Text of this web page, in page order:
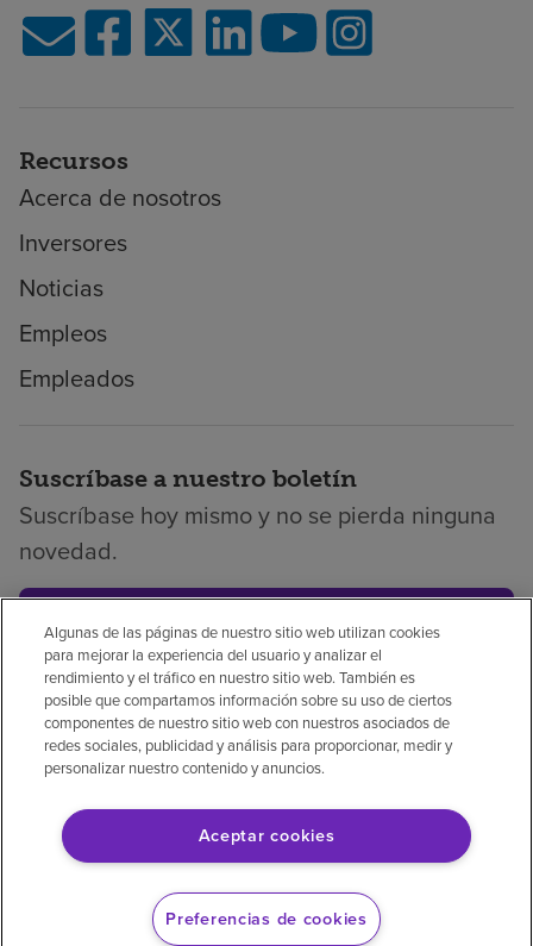
Recursos
Acerca de nosotros
Inversores
Noticias
Empleos
Empleados
Suscríbase a nuestro boletín
Suscríbase hoy mismo y no se pierda ninguna
novedad.
Suscribirse
Política de privacidadLegalSin sorpresas
AccesibilidadSi no habla inglés
Aviso de no discriminación
Cumplimiento de los proveedores
Transparencia de precios
Algunas de las páginas de nuestro sitio web utilizan cookies
para mejorar la experiencia del usuario y analizar el
rendimiento y el tráfico en nuestro sitio web. También es
posible que compartamos información sobre su uso de ciertos
componentes de nuestro sitio web con nuestros asociados de
redes sociales, publicidad y análisis para proporcionar, medir y
personalizar nuestro contenido y anuncios.
Aceptar cookies
Preferencias de cookies